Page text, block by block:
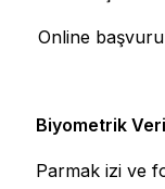
Online
Biyometrik Veri
Parmak izi ve